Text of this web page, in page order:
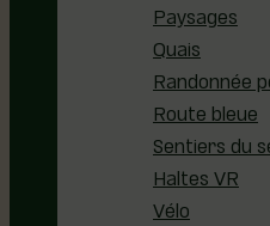
Paysages
Quais
Randonnée
Route bleue
Sentiers du
Haltes VR
Vélo